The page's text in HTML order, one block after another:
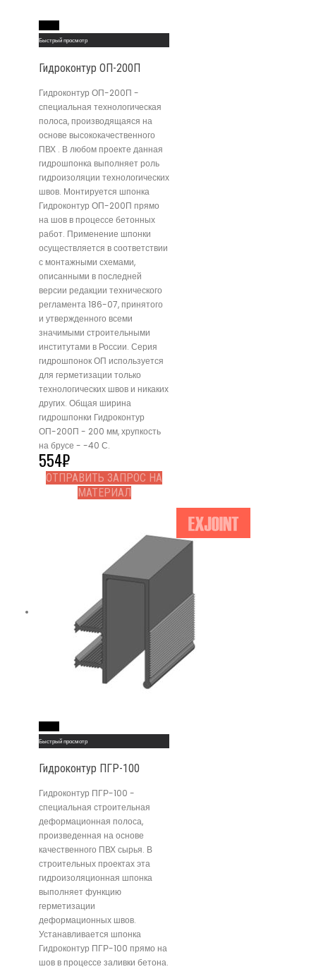
Быстрый просмотр
Гидроконтур ОП-200П
Гидроконтур ОП-200П -
специальная технологическая
полоса, производящаяся на
основе высококачественного
ПВХ . В любом проекте данная
гидрошпонка выполняет роль
гидроизоляции технологических
швов. Монтируется шпонка
Гидроконтур ОП-200П прямо
на шов в процессе бетонных
работ. Применение шпонки
осуществляется в соответствии
с монтажными схемами,
описанными в последней
версии редакции технического
регламента 186-07, принятого
и утвержденного всеми
значимыми строительными
институтами в России. Серия
гидрошпонок ОП используется
для герметизации только
технологических швов и никаких
других. Общая ширина
гидрошпонки Гидроконтур
ОП-200П - 200 мм, хрупкость
на брусе - -40 С.
554₽
ОТПРАВИТЬ ЗАПРОС НА
МАТЕРИАЛ
Быстрый просмотр
Гидроконтур ПГР-100
Гидроконтур ПГР-100 -
специальная строительная
деформационная полоса,
произведенная на основе
качественного ПВХ сырья. В
строительных проектах эта
гидроизоляционная шпонка
выполняет функцию
герметизации
деформационных швов.
Устанавливается шпонка
Гидроконтур ПГР-100 прямо на
шов в процессе заливки бетона.